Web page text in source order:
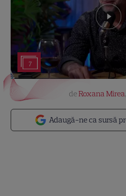
7
Adaugă-ne ca sursă
deRoxana Mirea,